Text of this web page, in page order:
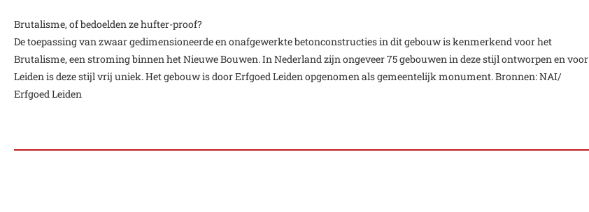
Brutalisme, of bedoelden ze hufter-proof?
De toepassing van zwaar gedimensioneerde en onafgewerkte betonconstructies in dit gebouw is kenmerkend voor het
Brutalisme, een stroming binnen het Nieuwe Bouwen. In Nederland zijn ongeveer 75 gebouwen in deze stijl ontworpen en voor
Leiden is deze stijl vrij uniek. Het gebouw is door Erfgoed Leiden opgenomen als gemeentelijk monument. Bronnen: NAI/
Erfgoed Leiden